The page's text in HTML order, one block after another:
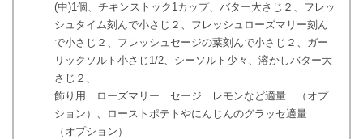
(中)1個、チキンストック1カップ、バター大さじ２、フレッ
シュタイム刻んで小さじ２、フレッシュローズマリー刻ん
で小さじ２、フレッシュセージの葉刻んで小さじ２、ガー
リックソルト小さじ1/2、シーソルト少々、溶かしバター大
さじ２、
飾り用 ローズマリー セージ レモンなど適量 （オプ
ション）、ローストポテトやにんじんのグラッセ適量
（オプション）